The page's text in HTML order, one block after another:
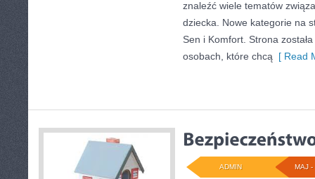
znaleźć wiele tematów
dziecka. Nowe kategorie na
Sen i Komfort. Strona
osobach, które chcą [ Read
MAJ -
ADMIN